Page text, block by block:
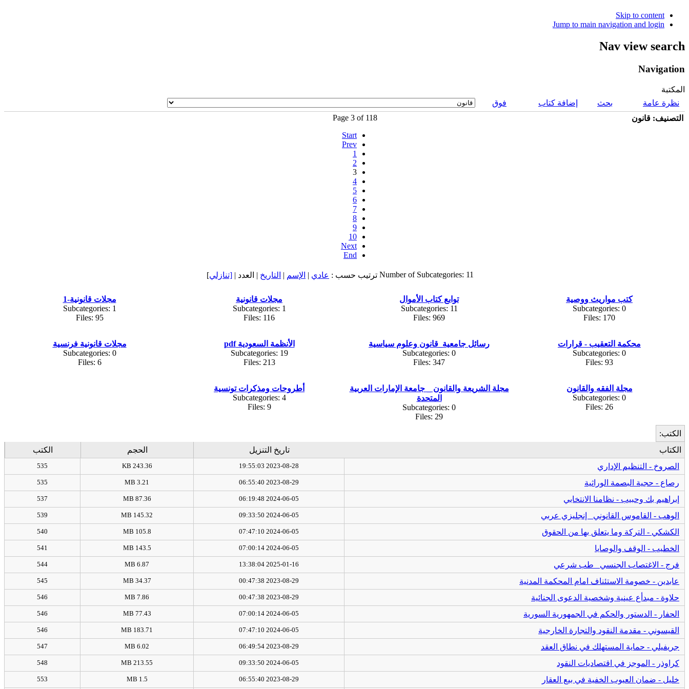
Skip to content
Jump to main navigation and login
Nav view search
Navigation
المكتبة
نظرة عامة
بحث إضافة كتاب
فوق
التصنيف: قانون
Page 3 of 118
Start
Prev
1
2
3
4
5
6
7
8
9
10
Next
End
Number of Subcategories: 11 ترتيب حسب : عادي | الإسم | التاريخ | العدد | [تنازلي]
كتب مواريث ووصية
Subcategories: 0
Files: 170
توابع كتاب الأموال
Subcategories: 11
Files: 969
مجلات قانونية
Subcategories: 1
Files: 116
مجلات قانونية-1
Subcategories: 1
Files: 95
محكمة التعقيب - قرارات
Subcategories: 0
Files: 93
رسائل جامعية_قانون وعلوم سياسية
Subcategories: 0
Files: 347
الأنظمة السعودية pdf
Subcategories: 19
Files: 213
مجلات قانونية فرنسية
Subcategories: 0
Files: 6
مجلة الفقه والقانون
Subcategories: 0
Files: 26
مجلة الشريعة والقانون _ جامعة الإمارات العربية
المتحدة
Subcategories: 0
Files: 29
أطروحات ومذكرات تونسية
Subcategories: 4
Files: 9
الكتب:
الكتاب
تاريخ التنزيل الحجم
الكتب
الصروخ - التنظيم الإداري
2023-08-28 19:55:03
243.36 KB
535
رصاع - حجية البصمة الوراثية 2023-08-29 06:55:40
3.21 MB
535
إبراهيم بك وحبيب - نظامنا الانتخابي 2024-06-05 06:19:48
87.36 MB
537
الوهب - القاموس القانوني_ إنجليزي عربي 2024-06-05 09:33:50
145.32 MB
539
الكشكي - التركة وما يتعلق بها من الحقوق 2024-06-05 07:47:10
105.8 MB
540
الخطيب - الوقف والوصايا 2024-06-05 07:00:14
143.5 MB
541
فرج - الاغتصاب الجنسي_ طب شرعي 2025-01-16 13:38:04
6.87 MB
544
عابدين - خصومة الاستئناف امام المحكمة المدنية 2023-08-29 00:47:38
34.37 MB
545
حلاوة - مبدأع عينية وشخصية الدعوى الجنائية 2023-08-29 00:47:38
7.86 MB
546
الحفار - الدستور والحكم في الجمهورية السورية 2024-06-05 07:00:14
77.43 MB
546
القيسوني - مقدمة النقود والتجارة الخارجية 2024-06-05 07:47:10
183.71 MB
546
جريفيلي - حماية المستهلك في نطاق العقد 2023-08-29 06:49:54
6.02 MB
547
كراوذر - الموجز في اقتصاديات النقود 2024-06-05 09:33:50
213.55 MB
548
خليل - ضمان العيوب الخفية في بيع العقار 2023-08-29 06:55:40
1.5 MB
553